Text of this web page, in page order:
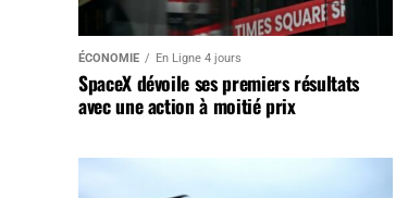
ÉCONOMIE En Ligne 4 jours
SpaceX dévoile ses premiers résultats
avec une action à moitié prix